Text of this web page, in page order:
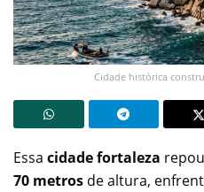
Cidade histórica
Essa cidade fortaleza
70 metros de altura,